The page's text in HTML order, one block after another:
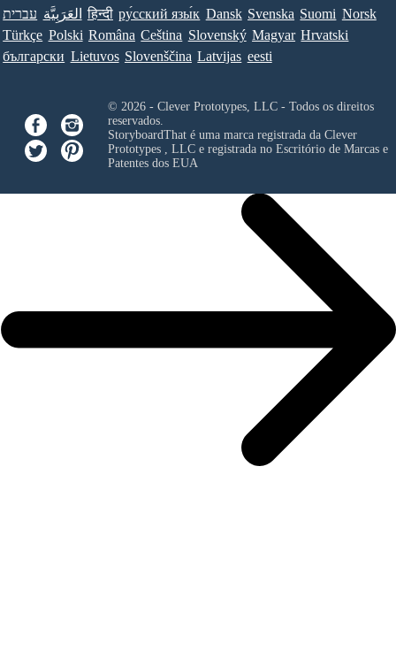
עברית العَرَبِيَّة हिन्दी ру́сский язы́к Dansk Svenska Suomi Norsk
Türkçe Polski Româna Ceština Slovenský Magyar Hrvatski
български Lietuvos Slovenščina Latvijas eesti
© 2026 - Clever Prototypes, LLC - Todos os direitos
reservados.
StoryboardThat é uma marca registrada da Clever
Prototypes , LLCe registrada no Escritório de Marcas e
Patentes dos EUA